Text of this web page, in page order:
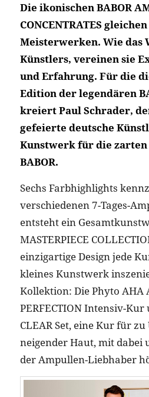
Die ikonischen BABOR
CONCENTRATES
Meisterwerken. Wie das
Künstlers, vereinen sie
und Erfahrung. Für die
Edition der legendären
kreiert Paul Schrader,
gefeierte deutsche
Kunstwerk für die zarten
BABOR.
Sechs Farbhighlights
verschiedenen 7-Tages-
entsteht ein
MASTERPIECE
einzigartige Design jede
kleines Kunstwerk
Kollektion: Die Phyto AHA
PERFECTION Intensiv-
CLEAR Set, eine Kur für
neigender Haut, mit dabei
der Ampullen-Liebhaber